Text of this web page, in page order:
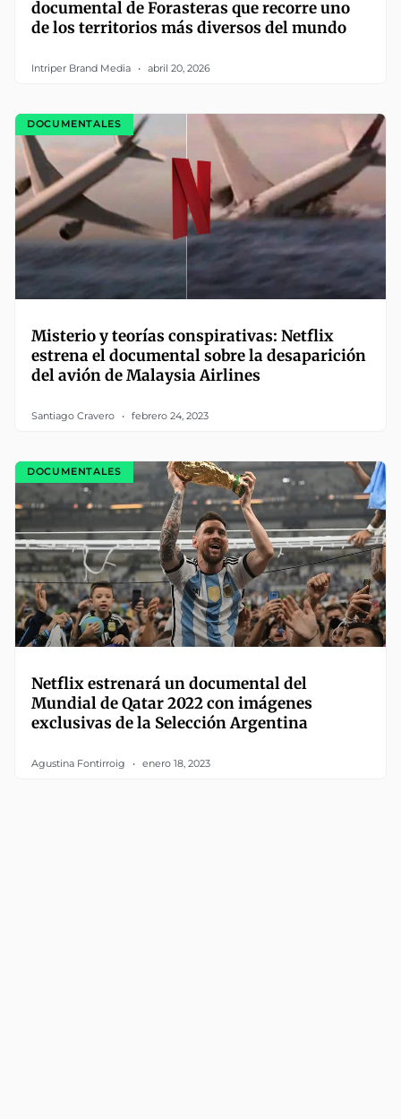
documental de Forasteras que recorre uno
de los territorios más diversos del mundo
Intriper Brand Media abril 20, 2026
DOCUMENTALES
Misterio y teorías conspirativas: Netflix
estrena el documental sobre la desaparición
del avión de Malaysia Airlines
Santiago Cravero febrero 24, 2023
DOCUMENTALES
Netflix estrenará un documental del
Mundial de Qatar 2022 con imágenes
exclusivas de la Selección Argentina
Agustina Fontirroig enero 18, 2023